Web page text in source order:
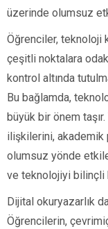
üzerinde olumsuz
Öğrenciler, teknoloji
çeşitli noktalara
kontrol altında
Bu bağlamda,
büyük bir önem
ilişkilerini, akademik
olumsuz yönde
ve teknolojiyi bilinçli
Dijital okuryazarlık
Öğrencilerin,